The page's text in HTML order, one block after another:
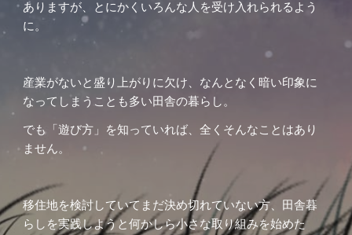
ありますが、とにかくいろんな人を受け入れられるよう
に。
産業がないと盛り上がりに欠け、なんとなく暗い印象に
なってしまうことも多い田舎の暮らし。
でも「遊び方」を知っていれば、全くそんなことはあり
ません。
移住地を検討していてまだ決め切れていない方、田舎暮
らしを実践しようと何かしら小さな取り組みを始めた